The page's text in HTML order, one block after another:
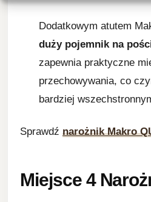
Dodatkowym atutem
duży pojemnik na
zapewnia praktyczne
przechowywania, co
bardziej
Sprawdź narożnik Makro
Miejsce 4